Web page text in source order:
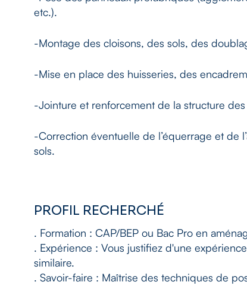
etc.).
-Montage des cloisons, des sols, des
-Mise en place des huisseries, des
-Jointure et renforcement de la structure
-Correction éventuelle de l’équerrage et de
sols.
PROFIL RECHERCHÉ
. Formation : CAP/BEP ou Bac Pro en
. Expérience : Vous justifiez d'une
similaire.
. Savoir-faire : Maîtrise des techniques de